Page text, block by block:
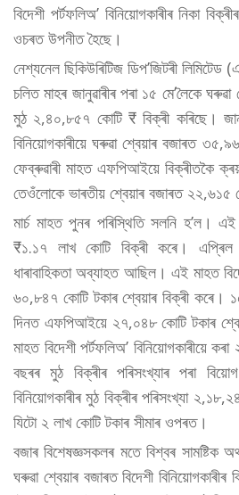
বিদেশী পৰ্টফলিঅ’ বিনিয়োগকাৰীৰ নিকা
ওচৰত উপনীত হৈছে।
নেশ্যনেল ছিকিউৰিটিজ ডিপ’জিটৰী
চলিত মাহৰ জানুৱাৰীৰ পৰা ১৫ মে’লৈকে
মুঠ ২,৪০,৮৫৭ কোটি ₹ বিক্ৰী কৰিছে।
বিনিয়োগকাৰীয়ে ঘৰুৱা শ্বেয়াৰ বজাৰত
ফেব্ৰুৱাৰী মাহত এফপিআইয়ে বিক্ৰীতকৈ
তেওঁলোকে ভাৰতীয় শ্বেয়াৰ বজাৰত ২২,৬১৫
মাৰ্চ মাহত পুনৰ পৰিস্থিতি সলনি হ’ল।
₹১.১৭ লাখ কোটি বিক্ৰী কৰে।
ধাৰাবাহিকতা অব্যাহত আছিল। এই মাহত
৬০,৮৪৭ কোটি টকাৰ শ্বেয়াৰ বিক্ৰী কৰে।
দিনত এফপিআইয়ে ২৭,০৪৮ কোটি টকাৰ
মাহত বিদেশী পৰ্টফলিঅ’ বিনিয়োগকাৰীয়ে
বছৰৰ মুঠ বিক্ৰীৰ পৰিসংখ্যাৰ পৰা
বিনিয়োগকাৰীৰ মুঠ বিক্ৰীৰ পৰিসংখ্যা
যিটো ২ লাখ কোটি টকাৰ সীমাৰ ওপৰত।
বজাৰ বিশেষজ্ঞসকলৰ মতে বিশ্বৰ সামষ্টিক
ঘৰুৱা শ্বেয়াৰ বজাৰত বিদেশী বিনিয়োগকাৰীৰ